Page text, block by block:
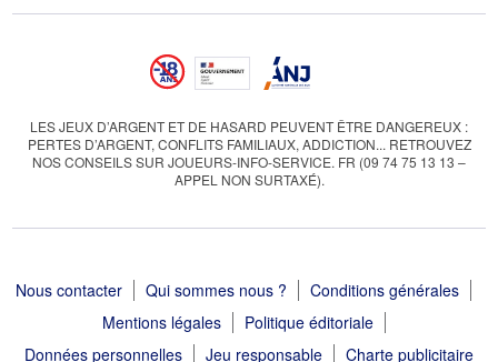
LES JEUX D’ARGENT ET DE HASARD PEUVENT ÊTRE DANGEREUX :
PERTES D’ARGENT, CONFLITS FAMILIAUX, ADDICTION... RETROUVEZ
NOS CONSEILS SUR JOUEURS-INFO-SERVICE. FR (09 74 75 13 13 –
APPEL NON SURTAXÉ).
Nous contacter Qui sommes nous ?
Conditions générales
Mentions légales
Politique éditoriale
Données personnelles
Jeu responsable Charte publicitaire